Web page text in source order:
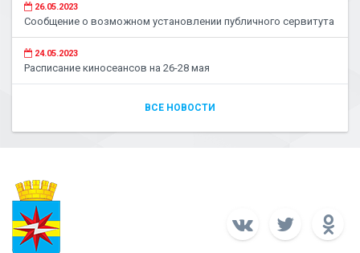
26.05.2023
Сообщение о возможном установлении публичного сервитута
24.05.2023
Расписание киносеансов на 26-28 мая
ВСЕ НОВОСТИ